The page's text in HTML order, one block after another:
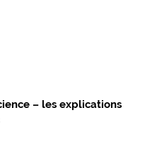
– les explications